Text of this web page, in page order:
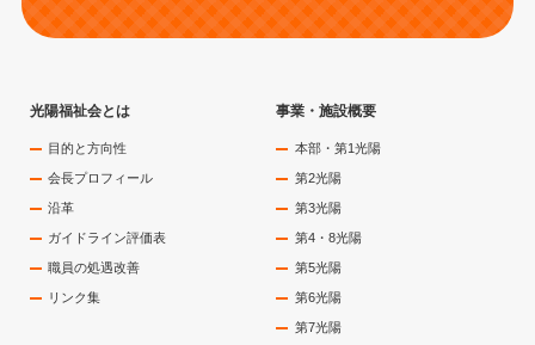
光陽福祉会とは
目的と方向性
会長プロフィール
沿革
ガイドライン評価表
職員の処遇改善
リンク集
事業・施設概要
本部・第1光陽
第2光陽
第3光陽
第4・8光陽
第5光陽
第6光陽
第7光陽